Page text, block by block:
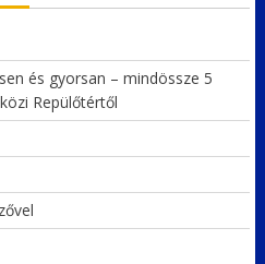
és gyorsan – mindössze 5
Repülőtértől